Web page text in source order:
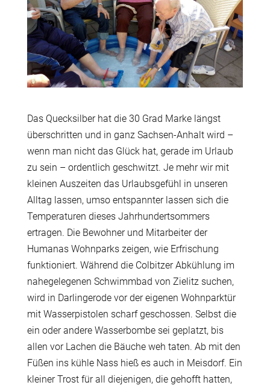
Das Quecksilber hat die 30 Grad Marke längst
überschritten und in ganz Sachsen-Anhalt wird –
wenn man nicht das Glück hat, gerade im Urlaub
zu sein – ordentlich geschwitzt. Je mehr wir mit
kleinen Auszeiten das Urlaubsgefühl in unseren
Alltag lassen, umso entspannter lassen sich die
Temperaturen dieses Jahrhundertsommers
ertragen. Die Bewohner und Mitarbeiter der
Humanas Wohnparks zeigen, wie Erfrischung
funktioniert. Während die Colbitzer Abkühlung im
nahegelegenen Schwimmbad von Zielitz suchen,
wird in Darlingerode vor der eigenen Wohnparktür
mit Wasserpistolen scharf geschossen. Selbst die
ein oder andere Wasserbombe sei geplatzt, bis
allen vor Lachen die Bäuche weh taten. Ab mit den
Füßen ins kühle Nass hieß es auch in Meisdorf. Ein
kleiner Trost für all diejenigen, die gehofft hatten,